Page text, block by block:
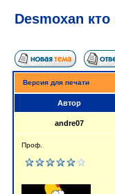
Desmoxan
Версия для печати
Автор
andre07
Проф.